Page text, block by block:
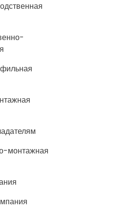
монтажная